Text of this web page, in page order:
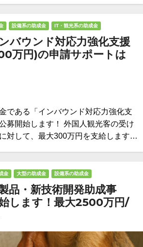
設備系の助成金 IT・観光系の助成金
バウンド対応力強化支援
万円)の申請サポートは
である「インバウンド対応力強化支
募開始します！ 外国人観光客の受け
対して、最大300万円を支給します…
金 大型の助成金 設備系の助成金
品・新技術開発助成事
します！最大2500万円/